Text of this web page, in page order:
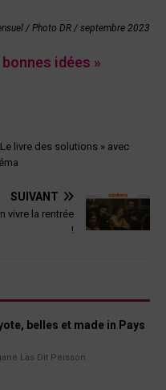
/ Photo DR / septembre 2023
idées »
livre des solutions » avec
SUIVANT
vivre la rentrée
!
belles et made in Pays
Las Dit Peisson